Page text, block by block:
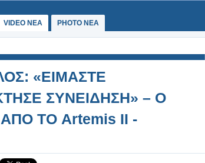
VIDEO NEA PHOTO NEA
«ΕΙΜΑΣΤΕ
ΣΥΝΕΙΔΗΣΗ» – Ο
ΤΟ Artemis II -